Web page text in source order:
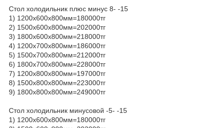
Стол холодильник плюс минус 8- -15
1) 1200х600х800мм=180000тг
2) 1500х600х800мм=202000тг
3) 1800х600х800мм=218000тг
4) 1200х700х800мм=186000тг
5) 1500х700х800мм=212000тг
6) 1800х700х800мм=228000тг
7) 1200х800х800мм=197000тг
8) 1500х800х800мм=223000тг
9) 1800х800х800мм=249000тг
Стол холодильник минусовой -5- -15
1) 1200х600х800мм=180000тг